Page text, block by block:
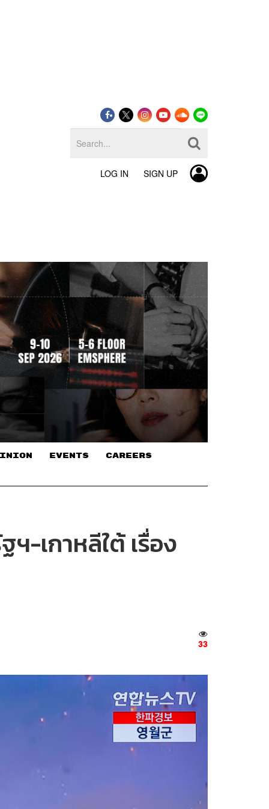
LOG IN SIGN UP
EVENTS CAREERS
-เกาหลีใต้ เรื่อง
33